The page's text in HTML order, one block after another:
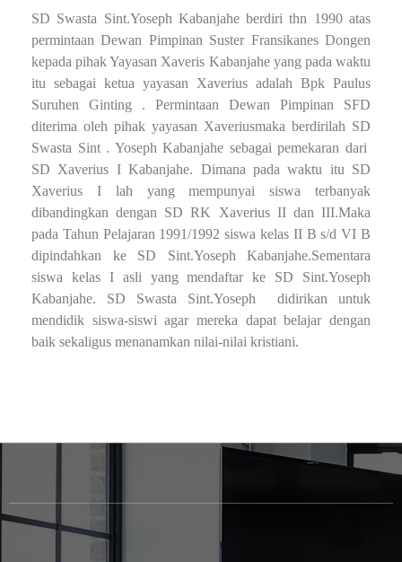
SD Swasta Sint.Yoseph Kabanjahe berdiri thn 1990 atas
permintaan Dewan Pimpinan Suster Fransikanes Dongen
kepada pihak Yayasan Xaveris Kabanjahe yang pada waktu
itu sebagai ketua yayasan Xaverius adalah Bpk Paulus
Suruhen Ginting . Permintaan Dewan Pimpinan SFD
diterima oleh pihak yayasan Xaveriusmaka berdirilah SD
Swasta Sint . Yoseph Kabanjahe sebagai pemekaran dari
SD Xaverius I Kabanjahe. Dimana pada waktu itu SD
Xaverius I lah yang mempunyai siswa terbanyak
dibandingkan dengan SD RK Xaverius II dan III.Maka
pada Tahun Pelajaran 1991/1992 siswa kelas II B s/d VI B
dipindahkan ke SD Sint.Yoseph Kabanjahe.Sementara
siswa kelas I asli yang mendaftar ke SD Sint.Yoseph
Kabanjahe. SD Swasta Sint.Yoseph didirikan untuk
mendidik siswa-siswi agar mereka dapat belajar dengan
baik sekaligus menanamkan nilai-nilai kristiani.